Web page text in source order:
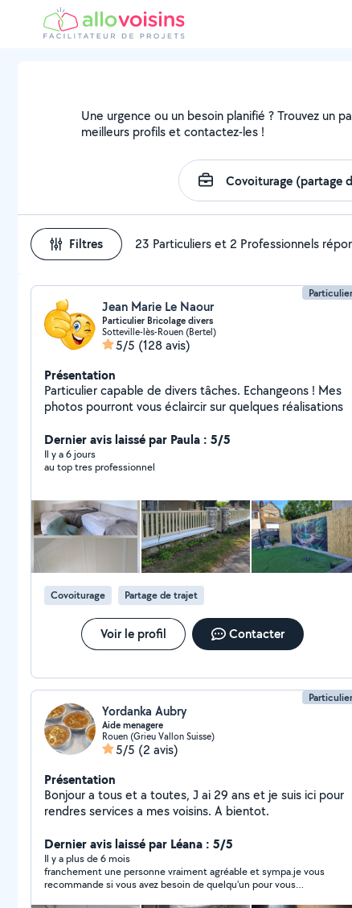
Une urgence ou un besoin planifié ? Trouvez un
meilleurs profils et contactez-les !
Filtres 23 Particuliers et 2 Professionnels
Jean Marie Le Naour
Particulier Bricolage divers
Sotteville-lès-Rouen (Bertel)
5/5 (128 avis)
Présentation
Particulier capable de divers tâches. Echangeons ! Mes
photos pourront vous éclaircir sur quelques réalisations
Dernier avis laissé par Paula : 5/5
Il y a 6 jours
au top tres professionnel
Covoiturage Partage de trajet
Voir le profil Contacter
Yordanka Aubry
Aide menagere
Rouen (Grieu Vallon Suisse)
5/5 (2 avis)
Présentation
Bonjour a tous et a toutes, J ai 29 ans et je suis ici pour
rendres services a mes voisins. A bientot.
Dernier avis laissé par Léana : 5/5
Il y a plus de 6 mois
franchement une personne vraiment agréable et sympa.je vous
recommande si vous avez besoin de quelqu'un pour vous